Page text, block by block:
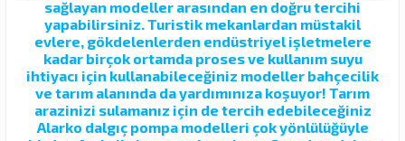
sağlayan modeller arasından en doğru tercihi
yapabilirsiniz. Turistik mekanlardan müstakil
evlere, gökdelenlerden endüstriyel işletmelere
kadar birçok ortamda proses ve kullanım suyu
ihtiyacı için kullanabileceğiniz modeller bahçecilik
ve tarım alanında da yardımınıza koşuyor! Tarım
arazinizi sulamanız için de tercih edebileceğiniz
Alarko dalgıç pompa modelleri çok yönlülüğüyle